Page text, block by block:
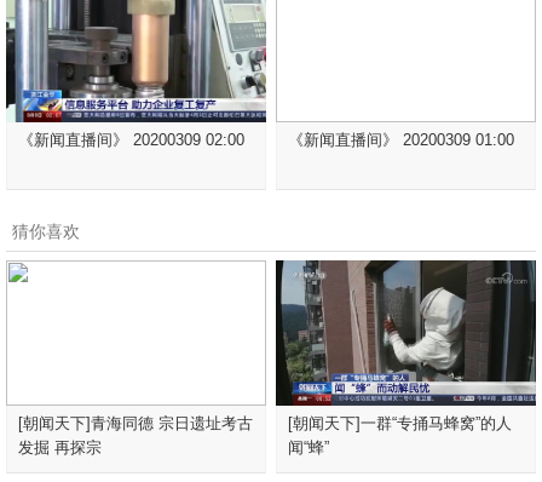
《新闻直播间》 20200309 02:00 《新闻直播间》 20200309 01:00
猜你喜欢
[朝闻天下]青海同德 宗日遗址考古
发掘 再探宗
[朝闻天下]一群“专捅马蜂窝”的人
闻“蜂”